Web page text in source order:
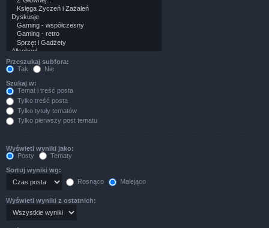
Przeszukaj subfora:
Tak
Nie
Szukaj w:
Temat i treść posta
Tylko treść posta
Tylko tytuły tematów
Tylko pierwszy post tematu
Wyświetl wyniki jako:
Posty
Tematy
Sortuj wyniki wg:
Rosnąco
Malejąco
Wyświetl wyniki z ostatnich: